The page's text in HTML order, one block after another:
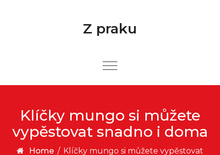
Z praku
Klíčky mungo si můžete
vypěstovat snadno i doma
Home / Klíčky mungo si můžete vypěstovat